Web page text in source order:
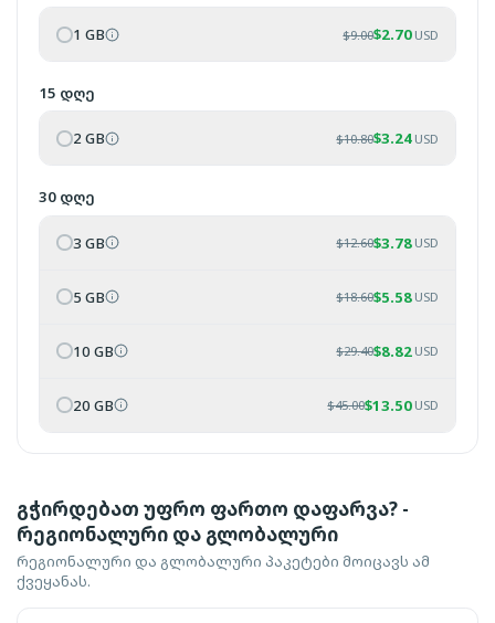
1 GB $9.00$2.70 USD
15 დღე
2 GB $10.80$3.24 USD
30 დღე
3 GB $12.60$3.78 USD
5 GB $18.60$5.58 USD
10 GB $29.40$8.82 USD
20 GB $45.00$13.50 USD
გჭირდებათ უფრო ფართო დაფარვა? -
რეგიონალური და გლობალური
რეგიონალური და გლობალური პაკეტები მოიცავს ამ
ქვეყანას.